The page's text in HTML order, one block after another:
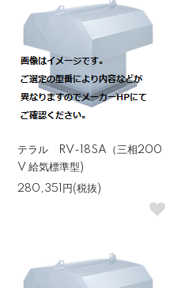
テラル RV-18SA（三相200
V 給気標準型)
280,351円(税抜)